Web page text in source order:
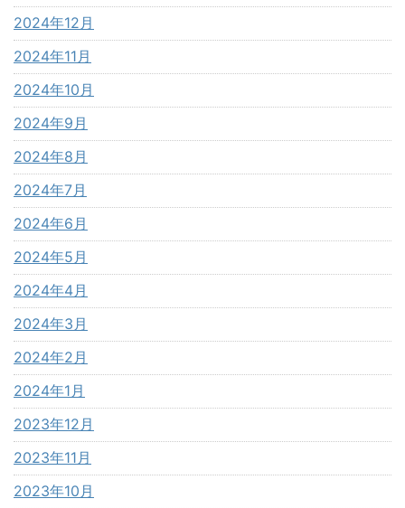
2024年12月
2024年11月
2024年10月
2024年9月
2024年8月
2024年7月
2024年6月
2024年5月
2024年4月
2024年3月
2024年2月
2024年1月
2023年12月
2023年11月
2023年10月